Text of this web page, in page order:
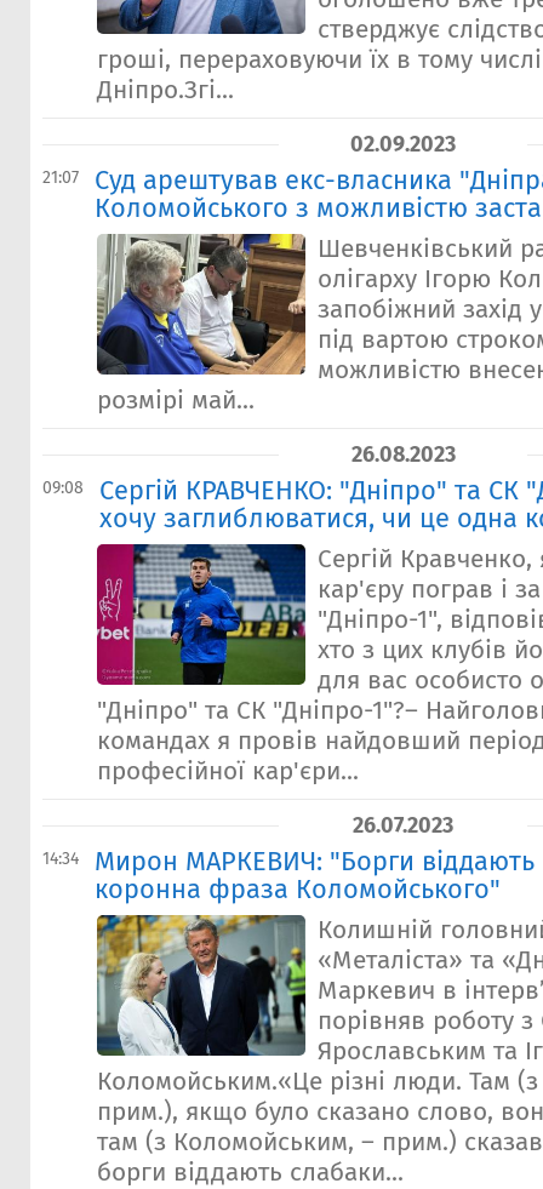
стверджує
гроші, перераховуючи їх в тому
Дніпро.Згі...
02.09.2023
21:07
Суд арештував екс-власника
Коломойського з можливістю
Шевченківський
олігарху Ігорю
запобіжний захід
під вартою
можливістю
розмірі май...
26.08.2023
09:08
Сергій КРАВЧЕНКО: "Дніпро" та СК
хочу заглиблюватися, чи це одна
Сергій
кар'єру пограв і
"Дніпро-1",
хто з цих клубів
для вас особисто
"Дніпро" та СК "Дніпро-1"?–
командах я провів найдовший
професійної кар'єри...
26.07.2023
14:34
Мирон МАРКЕВИЧ: "Борги віддають
коронна фраза Коломойського"
Колишній
«Металіста» та
Маркевич в
порівняв роботу
Ярославським та
Коломойським.«Це різні люди. Там
прим.), якщо було сказано слово,
там (з Коломойським, – прим.)
борги віддають слабаки...